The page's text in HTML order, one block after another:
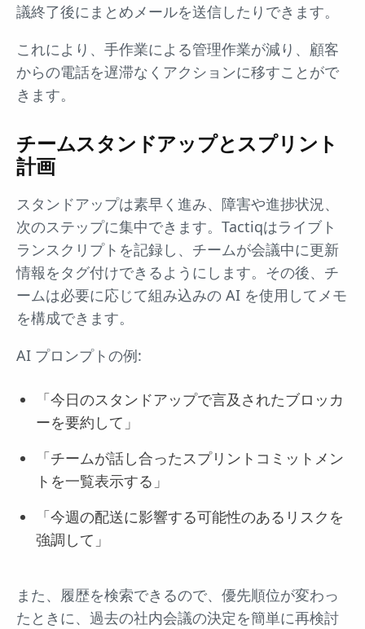
議終了後にまとめメールを送信したりできます。
これにより、手作業による管理作業が減り、顧客
からの電話を遅滞なくアクションに移すことがで
きます。
チームスタンドアップとスプリント
計画
スタンドアップは素早く進み、障害や進捗状況、
次のステップに集中できます。Tactiqはライブト
ランスクリプトを記録し、チームが会議中に更新
情報をタグ付けできるようにします。その後、チ
ームは必要に応じて組み込みの AI を使用してメモ
を構成できます。
AI プロンプトの例:
「今日のスタンドアップで言及されたブロッカ
ーを要約して」
「チームが話し合ったスプリントコミットメン
トを一覧表示する」
「今週の配送に影響する可能性のあるリスクを
強調して」
また、履歴を検索できるので、優先順位が変わっ
たときに、過去の社内会議の決定を簡単に再検討